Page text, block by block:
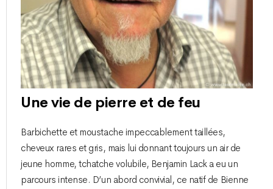
Une vie de pierre et de feu
Barbichette et moustache impeccablement taillées,
cheveux rares et gris, mais lui donnant toujours un air de
jeune homme, tchatche volubile, Benjamin Lack a eu un
parcours intense. D’un abord convivial, ce natif de Bienne